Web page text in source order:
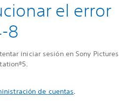
el error
8
iniciar sesión en Sony Pictures
de cuentas.